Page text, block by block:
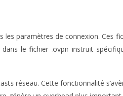
les paramètres de connexion. Ces
dans le fichier .ovpn instruit
réseau. Cette fonctionnalité